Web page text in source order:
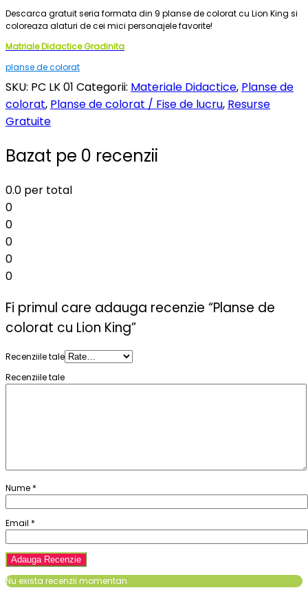
Descarca gratuit seria formata din 9 planse de colorat cu Lion King si
coloreaza alaturi de cei mici personajele favorite!
Matriale Didactice Gradinita
planse de colorat
SKU: PC LK 01 Categorii: Materiale Didactice, Planse de
colorat, Planse de colorat / Fise de lucru, Resurse
Gratuite
Bazat pe 0 recenzii
0.0 per total
0
0
0
0
0
Fi primul care adauga recenzie “Planse de
colorat cu Lion King”
Recenziile tale
Recenziile tale
Nume *
Email *
Nu exista recenzii momentan.